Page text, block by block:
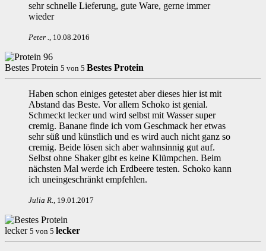
sehr schnelle Lieferung, gute Ware, gerne immer
wieder
Peter ., 10.08.2016
Bestes Protein 5 von 5 Bestes Protein
Haben schon einiges getestet aber dieses hier ist mit
Abstand das Beste. Vor allem Schoko ist genial.
Schmeckt lecker und wird selbst mit Wasser super
cremig. Banane finde ich vom Geschmack her etwas
sehr süß und künstlich und es wird auch nicht ganz so
cremig. Beide lösen sich aber wahnsinnig gut auf.
Selbst ohne Shaker gibt es keine Klümpchen. Beim
nächsten Mal werde ich Erdbeere testen. Schoko kann
ich uneingeschränkt empfehlen.
Julia R., 19.01.2017
lecker 5 von 5 lecker